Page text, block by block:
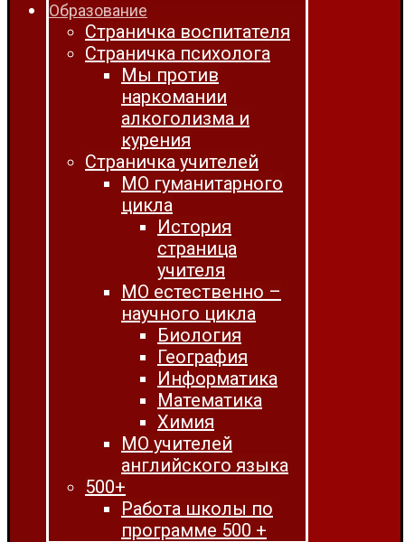
Образование
Страничка воспитателя
Страничка психолога
Мы против
наркомании
алкоголизма и
курения
Страничка учителей
МО гуманитарного
цикла
История
страница
учителя
МО естественно –
научного цикла
Биология
География
Информатика
Математика
Химия
МО учителей
английского языка
500+
Работа школы по
программе 500 +